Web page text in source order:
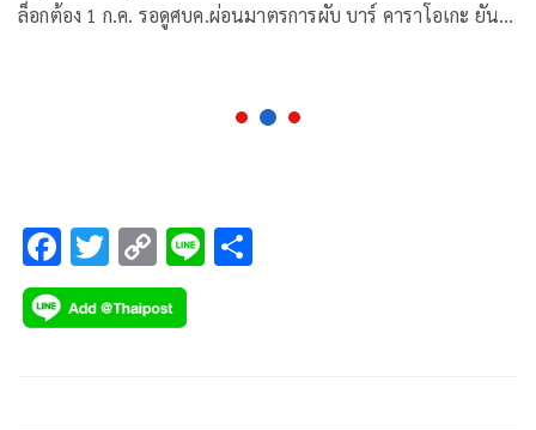
ล็อกต้อง​ 1​ ก.ค.​ รอดูศบค.ผ่อนมาตรการผับ​ บาร์​ คาราโอเกะ ยัน
F
ac
e
T
wi
tt
C
o
p
Li